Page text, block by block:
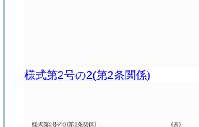
様式第2号の2(第2条関係)